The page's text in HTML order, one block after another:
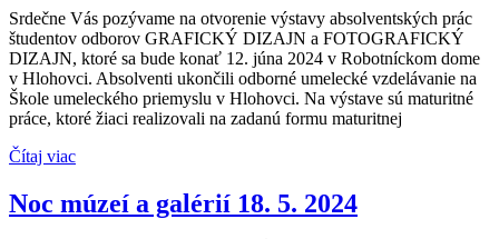
Srdečne Vás pozývame na otvorenie výstavy absolventských prác
študentov odborov GRAFICKÝ DIZAJN a FOTOGRAFICKÝ
DIZAJN, ktoré sa bude konať 12. júna 2024 v Robotníckom dome
v Hlohovci. Absolventi ukončili odborné umelecké vzdelávanie na
Škole umeleckého priemyslu v Hlohovci. Na výstave sú maturitné
práce, ktoré žiaci realizovali na zadanú formu maturitnej
Čítaj viac
Noc múzeí a galérií 18. 5. 2024